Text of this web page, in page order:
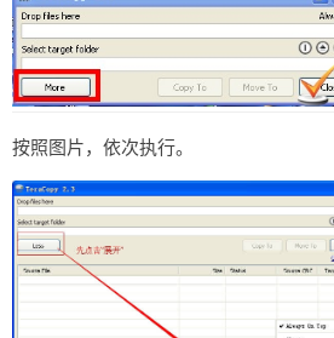
按照图片，依次执行。